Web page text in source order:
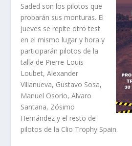
Saded son los pilotos que
probarán sus monturas. El
jueves se repite otro test
en el mismo lugar y hora y
participarán pilotos de la
talla de Pierre-Louis
Loubet, Alexander
Villanueva, Gustavo Sosa,
Manuel Osorio, Alvaro
Santana, Zósimo
Hernández y el resto de
pilotos de la Clio Trophy Spain.